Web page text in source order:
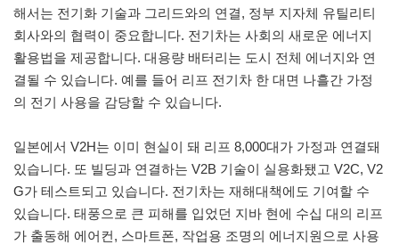
해서는 전기화 기술과 그리드와의 연결, 정부 지자체 유틸리티
회사와의 협력이 중요합니다. 전기차는 사회의 새로운 에너지
활용법을 제공합니다. 대용량 배터리는 도시 전체 에너지와 연
결될 수 있습니다. 예를 들어 리프 전기차 한 대면 나흘간 가정
의 전기 사용을 감당할 수 있습니다.
일본에서 V2H는 이미 현실이 돼 리프 8,000대가 가정과 연결돼
있습니다. 또 빌딩과 연결하는 V2B 기술이 실용화됐고 V2C, V2
G가 테스트되고 있습니다. 전기차는 재해대책에도 기여할 수
있습니다. 태풍으로 큰 피해를 입었던 지바 현에 수십 대의 리프
가 출동해 에어컨, 스마트폰, 작업용 조명의 에너지원으로 사용